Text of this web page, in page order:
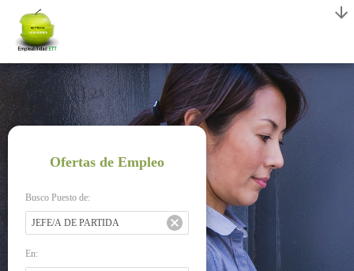
Ofertas de Empleo
Busco Puesto de:
En: